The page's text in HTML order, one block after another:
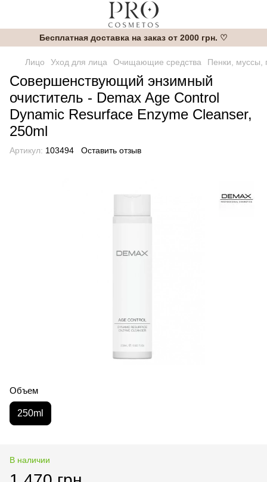
Бесплатная доставка на заказ от 2000 грн. ♡
Лицо Уход для лица Очищающие средства Пенки, муссы,
Совершенствующий энзимный
очиститель - Demax Age Control
Dynamic Resurface Enzyme Cleanser,
250ml
Артикул: 103494 Оставить отзыв
Объем
250ml
В наличии